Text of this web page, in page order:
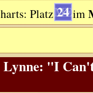
Platz 24 im
Lynne: "I